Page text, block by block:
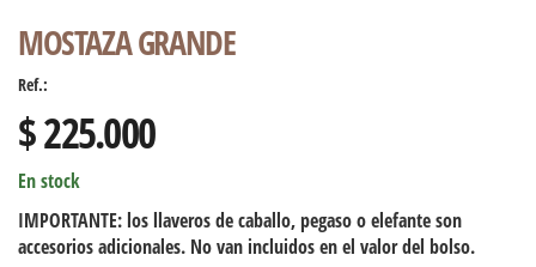
MOSTAZA GRANDE
Ref.:
$ 225.000
En stock
IMPORTANTE: los llaveros de caballo, pegaso o elefante son
accesorios adicionales. No van incluidos en el valor del bolso.